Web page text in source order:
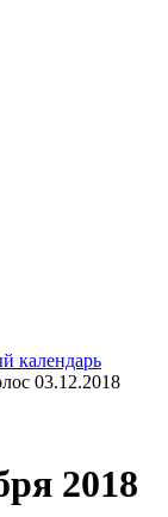
календарь
03.12.2018
2018